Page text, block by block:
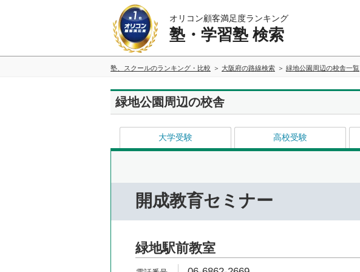
オリコン顧客満足度ランキング
塾・学習塾 検索
塾、スクールのランキング・比較 大阪府の路線検索 緑地公園周辺の校舎一覧
緑地公園周辺の校舎
大学受験 高校受験
開成教育セミナー
緑地駅前教室